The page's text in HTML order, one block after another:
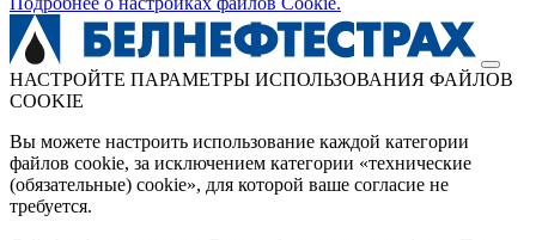
НАСТРОЙТЕ ПАРАМЕТРЫ ИСПОЛЬЗОВАНИЯ ФАЙЛОВ
COOKIE
Вы можете настроить использование каждой категории
файлов cookie, за исключением категории «технические
(обязательные) cookie», для которой ваше согласие не
требуется.